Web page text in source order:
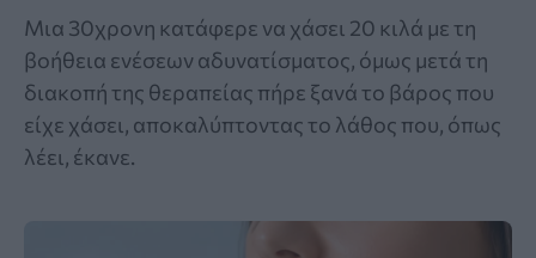
Μια 30χρονη κατάφερε να χάσει 20 κιλά με τη
βοήθεια ενέσεων αδυνατίσματος, όμως μετά τη
διακοπή της θεραπείας πήρε ξανά το βάρος που
είχε χάσει, αποκαλύπτοντας το λάθος που, όπως
λέει, έκανε.